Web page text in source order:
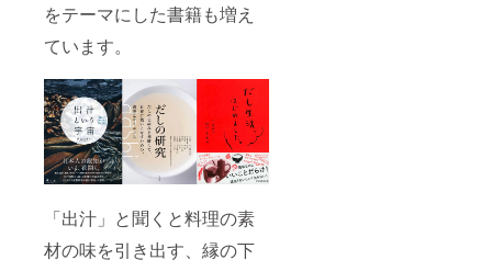
をテーマにした書籍も増え
ています。
「出汁」と聞くと料理の素
材の味を引き出す、縁の下